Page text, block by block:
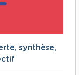
synthèse,